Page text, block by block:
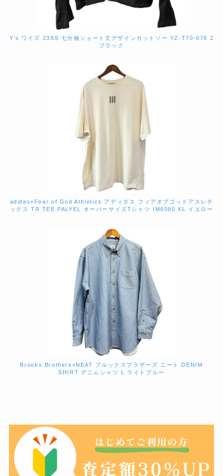
Y’s ワイズ 23SS 七分袖ショート丈デザインカットソー YZ-T70-078 2
ブラック
adidas×Fear of God Athletics アディダス フィアオブゴッドアスレチ
ックス TR TEE PALYEL オーバーサイズTシャツ IM6080 XL イエロー
Brooks Brothers×NEAT ブルックスブラザーズ ニート DENIM
SHIRT デニムシャツ L ライトブルー